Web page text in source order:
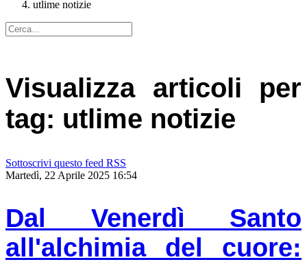
utlime notizie
Visualizza articoli per
tag: utlime notizie
Sottoscrivi questo feed RSS
Martedì, 22 Aprile 2025 16:54
Dal Venerdì Santo
all'alchimia del cuore: